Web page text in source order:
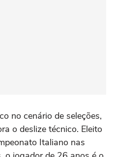
no cenário de seleções,
o deslize técnico. Eleito
Italiano nas